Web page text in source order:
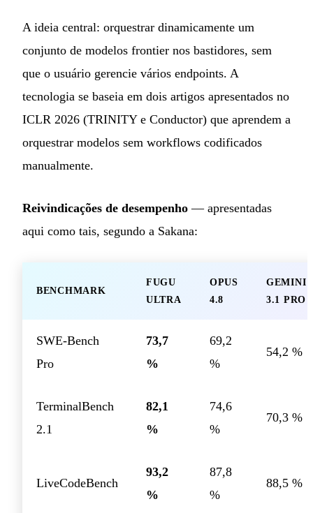
A ideia central: orquestrar dinamicamente um
conjunto de modelos frontier nos bastidores, sem
que o usuário gerencie vários endpoints. A
tecnologia se baseia em dois artigos apresentados no
ICLR 2026 (TRINITY e Conductor) que aprendem a
orquestrar modelos sem workflows codificados
manualmente.
Reivindicações de desempenho — apresentadas
aqui como tais, segundo a Sakana:
BENCHMARK
FUGU
ULTRA
OPUS
4.8
GEMINI
3.1 PRO
SWE-Bench
Pro
73,7
%
69,2
%
54,2 %
TerminalBench
2.1
82,1
%
74,6
%
70,3 %
LiveCodeBench
93,2
%
87,8
%
88,5 %